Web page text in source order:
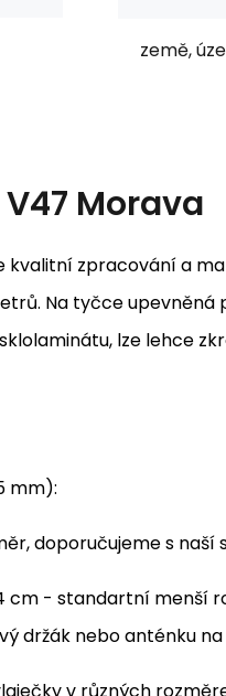
země,
Morava
kvalitní zpracování a
Na tyčce upevněná
lze lehce
mm):
doporučujeme s naší
cm - standartní menší
držák nebo anténku
v různých